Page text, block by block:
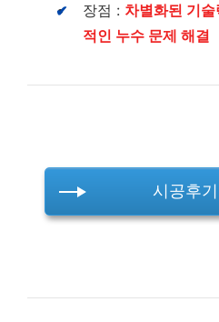
장점 : 차별화된 기
적인 누수 문제 해결
시공후기